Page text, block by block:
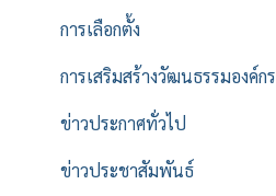
การเลือกตั้ง
การเสริมสร้างวัฒนธรรมองค์กร
ข่าวประกาศทั่วไป
ข่าวประชาสัมพันธ์